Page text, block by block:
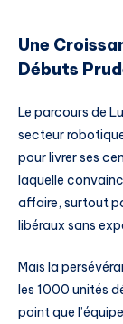
Une
Débuts
Le parcours de
secteur
pour livrer ses
laquelle
affaire, surtout
libéraux sans
Mais la
les 1000 unités
point que